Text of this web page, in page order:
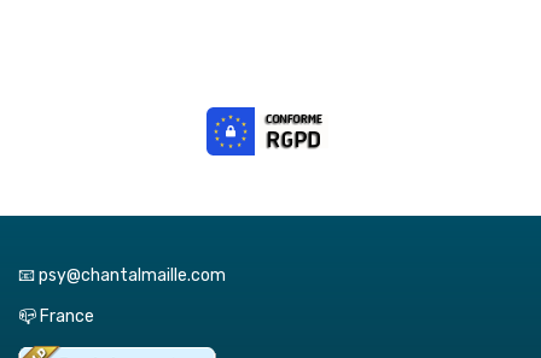
📧 psy@chantalmaille.com
📪 France